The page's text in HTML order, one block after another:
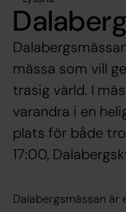
mässa som vill
trasig värld. I
varandra i en
plats för både
17:00,
Dalabergsmässan är